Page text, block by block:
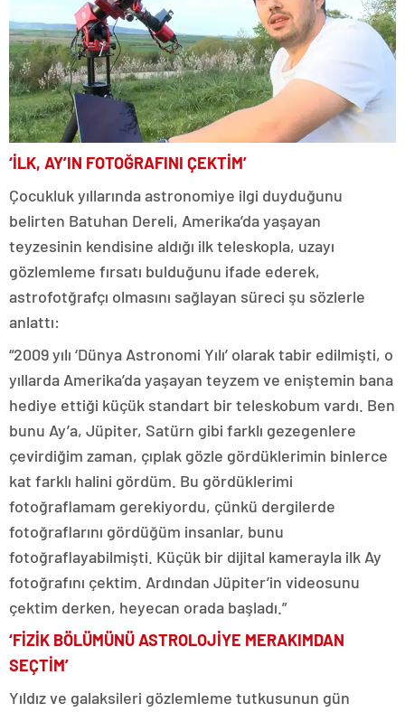
‘İLK, AY’IN FOTOĞRAFINI ÇEKTİM’
Çocukluk yıllarında astronomiye ilgi duyduğunu
belirten Batuhan Dereli, Amerika’da yaşayan
teyzesinin kendisine aldığı ilk teleskopla, uzayı
gözlemleme fırsatı bulduğunu ifade ederek,
astrofotğrafçı olmasını sağlayan süreci şu sözlerle
anlattı:
“2009 yılı ‘Dünya Astronomi Yılı’ olarak tabir edilmişti, o
yıllarda Amerika’da yaşayan teyzem ve eniştemin bana
hediye ettiği küçük standart bir teleskobum vardı. Ben
bunu Ay’a, Jüpiter, Satürn gibi farklı gezegenlere
çevirdiğim zaman, çıplak gözle gördüklerimin binlerce
kat farklı halini gördüm. Bu gördüklerimi
fotoğraflamam gerekiyordu, çünkü dergilerde
fotoğraflarını gördüğüm insanlar, bunu
fotoğraflayabilmişti. Küçük bir dijital kamerayla ilk Ay
fotoğrafını çektim. Ardından Jüpiter’in videosunu
çektim derken, heyecan orada başladı.”
‘FİZİK BÖLÜMÜNÜ ASTROLOJİYE MERAKIMDAN
SEÇTİM’
Yıldız ve galaksileri gözlemleme tutkusunun gün